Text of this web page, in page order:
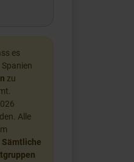
es
zu
Alle
Sämtliche